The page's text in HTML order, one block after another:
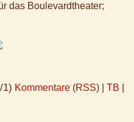
das Boulevardtheater;
1) Kommentare (RSS) | TB